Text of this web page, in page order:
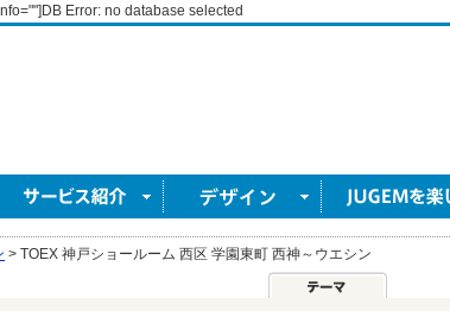
Error: no database selected
> TOEX 神戸ショールーム 西区 学園東町 西神～ウエシン